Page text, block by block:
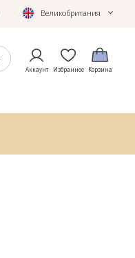
Великобритания
Аккаунт Избранное Корзина